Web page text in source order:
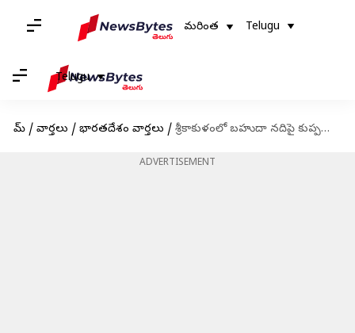
మరింత Telugu
Telugu
హోమ్ / వార్తలు / భారతదేశం వార్తలు / శ్రీకాకుళంలో బహుదా నదిపై కుప్పకూలిన బ్రిటిష్ కాలం నాటి వంతెన
ADVERTISEMENT